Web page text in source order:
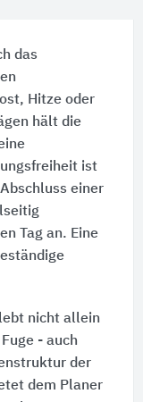
das
Hitze oder
hält die
ist
einer
Tag an. Eine
nicht allein
- auch
der
dem Planer